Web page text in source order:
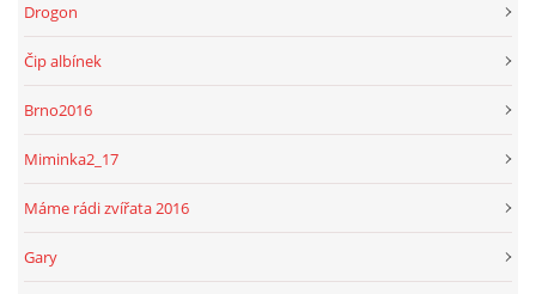
Drogon
Čip albínek
Brno2016
Miminka2_17
Máme rádi zvířata 2016
Gary